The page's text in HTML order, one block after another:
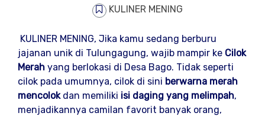
KULINER MENING
KULINER MENING, Jika kamu sedang berburu
jajanan unik di Tulungagung, wajib mampir ke Cilok
Merah yang berlokasi di Desa Bago. Tidak seperti
cilok pada umumnya, cilok di sini berwarna merah
mencolokdan memiliki isi daging yang melimpah,
menjadikannya camilan favorit banyak orang,